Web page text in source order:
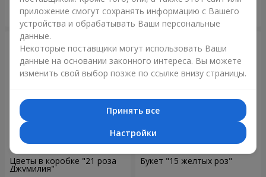
Заказать Заказать
Цветы в коробке "21 роза
Джумилия"
Букет "15 желтых роз"
приложение смогут сохранять информацию с Вашего
устройства и обрабатывать Ваши персональные
данные.
Некоторые поставщики могут использовать Ваши
данные на основании законного интереса. Вы можете
изменить свой выбор позже по ссылке внизу страницы.
Принять все
Настройки